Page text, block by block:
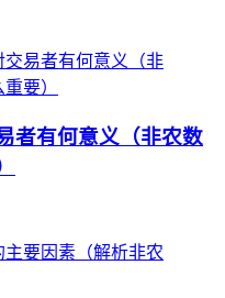
者有何意义（非农数